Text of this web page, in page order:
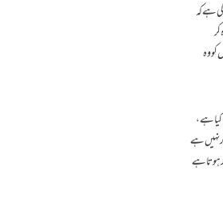
ہے کہ
وہ
ہے،
تیار نہیں ہے
ہوتاہے